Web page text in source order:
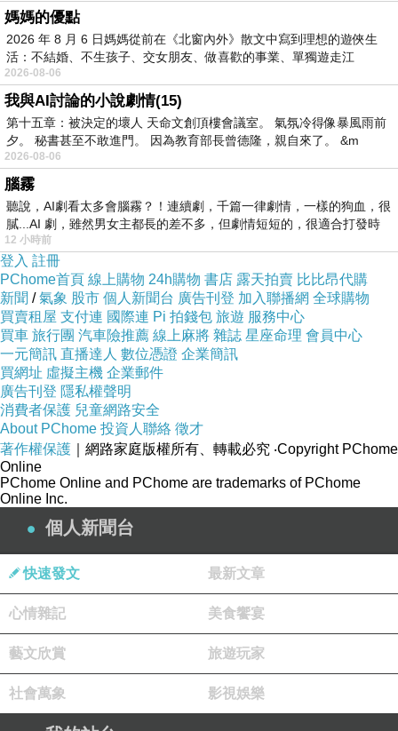
媽媽的優點
2026 年 8 月 6 日媽媽從前在《北窗內外》散文中寫到理想的遊俠生
活：不結婚、不生孩子、交女朋友、做喜歡的事業、單獨遊走江
湖⋯⋯，
2026-08-06
我與AI討論的小說劇情(15)
第十五章：被決定的壞人 天命文創頂樓會議室。 氣氛冷得像暴風雨前
夕。 秘書甚至不敢進門。 因為教育部長曾德隆，親自來了。 &m
2026-08-06
腦霧
聽說，AI劇看太多會腦霧？！連續劇，千篇一律劇情，一樣的狗血，很
膩...AI 劇，雖然男女主都長的差不多，但劇情短短的，很適合打發時
12 小時前
登入 註冊
PChome首頁 線上購物 24h購物 書店 露天拍賣 比比昂代購
新聞 /氣象 股市 個人新聞台 廣告刊登 加入聯播網 全球購物
買賣租屋 支付連 國際連 Pi 拍錢包 旅遊 服務中心
買車 旅行團 汽車險推薦 線上麻將 雜誌 星座命理 會員中心
一元簡訊 直播達人 數位憑證 企業簡訊
買網址 虛擬主機 企業郵件
廣告刊登 隱私權聲明
消費者保護 兒童網路安全
About PChome 投資人聯絡 徵才
著作權保護 ｜網路家庭版權所有、轉載必究 ‧Copyright PChome
Online
PChome Online and PChome are trademarks of PChome
Online Inc.
個人新聞台
快速發文 最新文章
心情雜記 美食饗宴
藝文欣賞 旅遊玩家
社會萬象 影視娛樂